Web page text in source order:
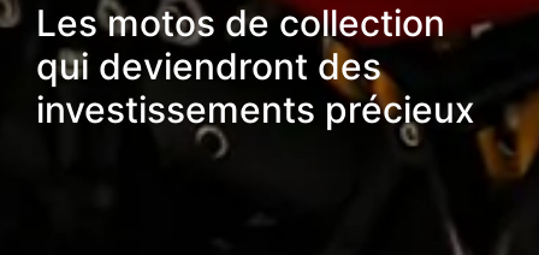
Les motos de collection
qui deviendront des
investissements précieux